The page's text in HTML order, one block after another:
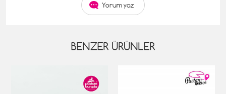
Yorum yaz
BENZER ÜRÜNLER